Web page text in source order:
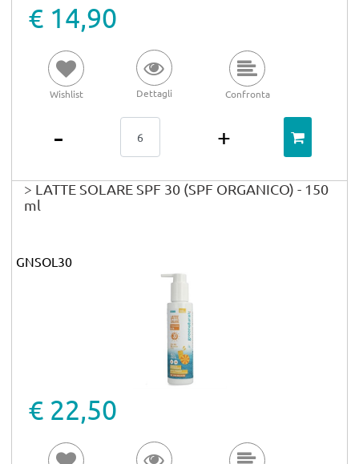
€ 14,90
Wishlist Dettagli Confronta
> LATTE SOLARE SPF 30 (SPF ORGANICO) - 150
ml
GNSOL30
€ 22,50